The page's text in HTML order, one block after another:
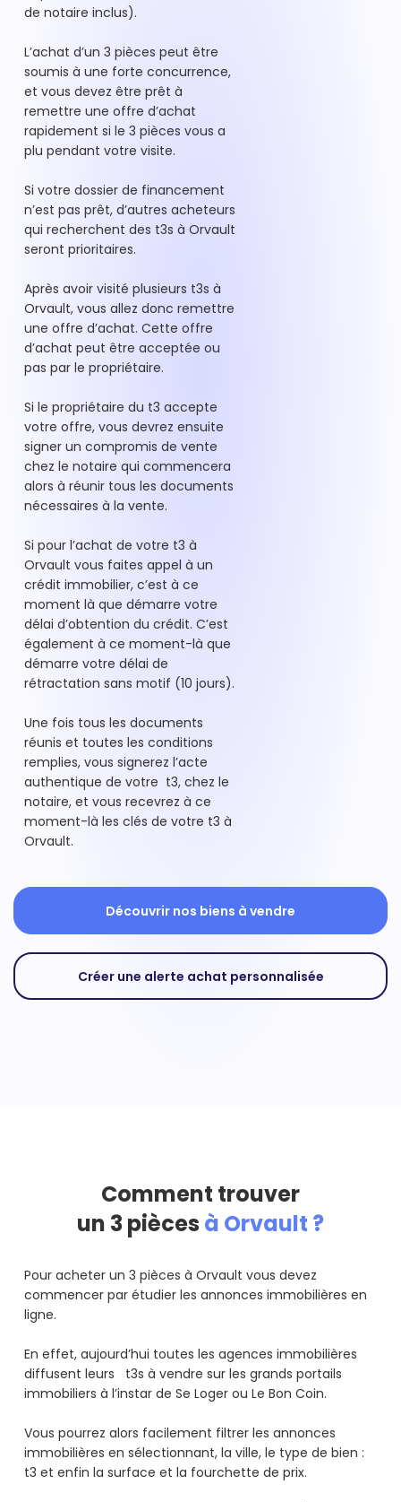
de notaire inclus).
L’achat d’un 3 pièces peut être
soumis à une forte concurrence,
et vous devez être prêt à
remettre une offre d’achat
rapidement si le 3 pièces vous a
plu pendant votre visite.
Si votre dossier de financement
n’est pas prêt, d’autres acheteurs
qui recherchent des t3s à Orvault
seront prioritaires.
Après avoir visité plusieurs t3s à
Orvault, vous allez donc remettre
une offre d’achat. Cette offre
d’achat peut être acceptée ou
pas par le propriétaire.
Si le propriétaire du t3 accepte
votre offre, vous devrez ensuite
signer un compromis de vente
chez le notaire qui commencera
alors à réunir tous les documents
nécessaires à la vente.
Si pour l’achat de votre t3 à
Orvault vous faites appel à un
crédit immobilier, c’est à ce
moment là que démarre votre
délai d’obtention du crédit. C’est
également à ce moment-là que
démarre votre délai de
rétractation sans motif (10 jours).
Une fois tous les documents
réunis et toutes les conditions
remplies, vous signerez l’acte
authentique de votre t3, chez le
notaire, et vous recevrez à ce
moment-là les clés de votre t3 à
Orvault.
Découvrir nos biens à vendre
Créer une alerte achat personnalisée
Comment trouver
un 3 pièces à Orvault ?
Pour acheter un 3 pièces à Orvault vous devez
commencer par étudier les annonces immobilières en
ligne.
En effet, aujourd’hui toutes les agences immobilières
diffusent leurs t3s à vendre sur les grands portails
immobiliers à l’instar de Se Loger ou Le Bon Coin.
Vous pourrez alors facilement filtrer les annonces
immobilières en sélectionnant, la ville, le type de bien :
t3 et enfin la surface et la fourchette de prix.